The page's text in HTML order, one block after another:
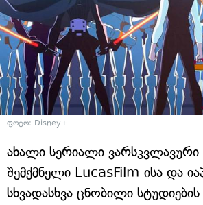
ფოტო: Disney+
ახალი სერიალი ვარსკვლავური
შემქმნელი LucasFilm-ისა და
სხვადასხვა ცნობილი სტუდიების